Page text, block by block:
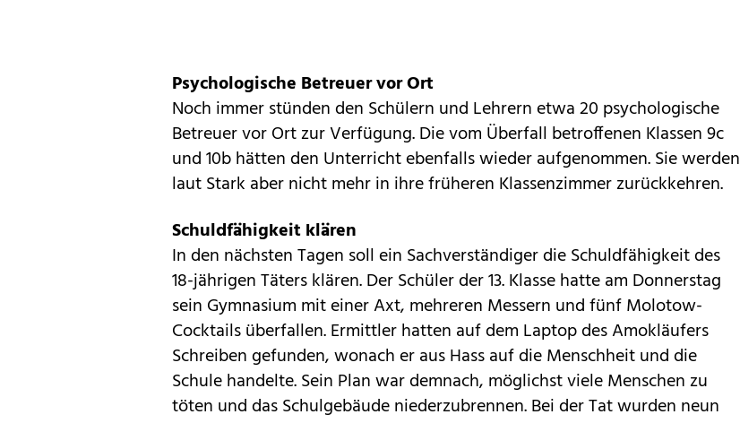
Psychologische Betreuer vor Ort
Noch immer stünden den Schülern und Lehrern etwa 20 psychologische
Betreuer vor Ort zur Verfügung. Die vom Überfall betroffenen Klassen 9c
und 10b hätten den Unterricht ebenfalls wieder aufgenommen. Sie werden
laut Stark aber nicht mehr in ihre früheren Klassenzimmer zurückkehren.
Schuldfähigkeit klären
In den nächsten Tagen soll ein Sachverständiger die Schuldfähigkeit des
18-jährigen Täters klären. Der Schüler der 13. Klasse hatte am Donnerstag
sein Gymnasium miteiner Axt, mehreren Messern und fünf Molotow-
Cocktailsüberfallen. Ermittler hatten auf dem Laptop des Amokläufers
Schreiben gefunden, wonach er aus Hass auf die Menschheit und die
Schule handelte. Sein Plan war demnach, möglichst viele Menschen zu
töten und das Schulgebäude niederzubrennen. Bei der Tat wurden neun